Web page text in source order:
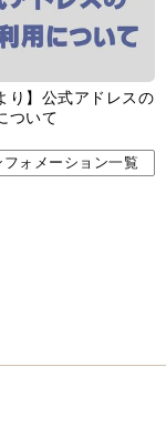
り】公式アドレスの
ついて
フォメーション一覧